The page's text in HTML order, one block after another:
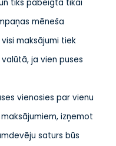
tiks pabeigta tikai
mēneša
maksājumi tiek
ja vien puses
vienosies par vienu
izņemot
saturs būs